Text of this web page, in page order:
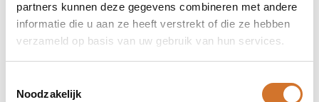
partners kunnen deze gegevens combineren met andere
informatie die u aan ze heeft verstrekt of die ze hebben
verzameld op basis van uw gebruik van hun services.
Noodzakelijk